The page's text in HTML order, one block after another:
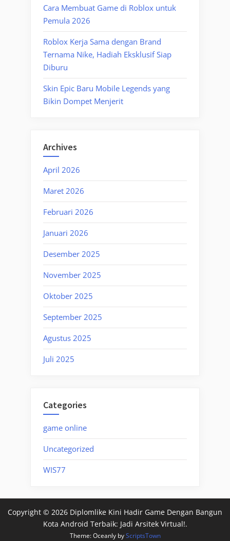
Cara Membuat Game di Roblox untuk
Pemula 2026
Roblox Kerja Sama dengan Brand
Ternama Nike, Hadiah Eksklusif Siap
Diburu
Skin Epic Baru Mobile Legends yang
Bikin Dompet Menjerit
Archives
April 2026
Maret 2026
Februari 2026
Januari 2026
Desember 2025
November 2025
Oktober 2025
September 2025
Agustus 2025
Juli 2025
Categories
game online
Uncategorized
WIS77
Copyright © 2026 Diplomlike Kini Hadir Game Dengan Bangun
Kota Android Terbaik: Jadi Arsitek Virtual!.
Theme: Oceanly byScriptsTown